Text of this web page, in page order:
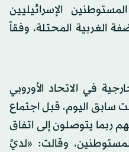
الإسرائيليين
الغربية المحتلة، وفقاً
في الاتحاد الأوروبي
اليوم، قبل اجتماع
ربما ⁠يتوصلون ​إلى اتفاق
وقالت: «لديَّ